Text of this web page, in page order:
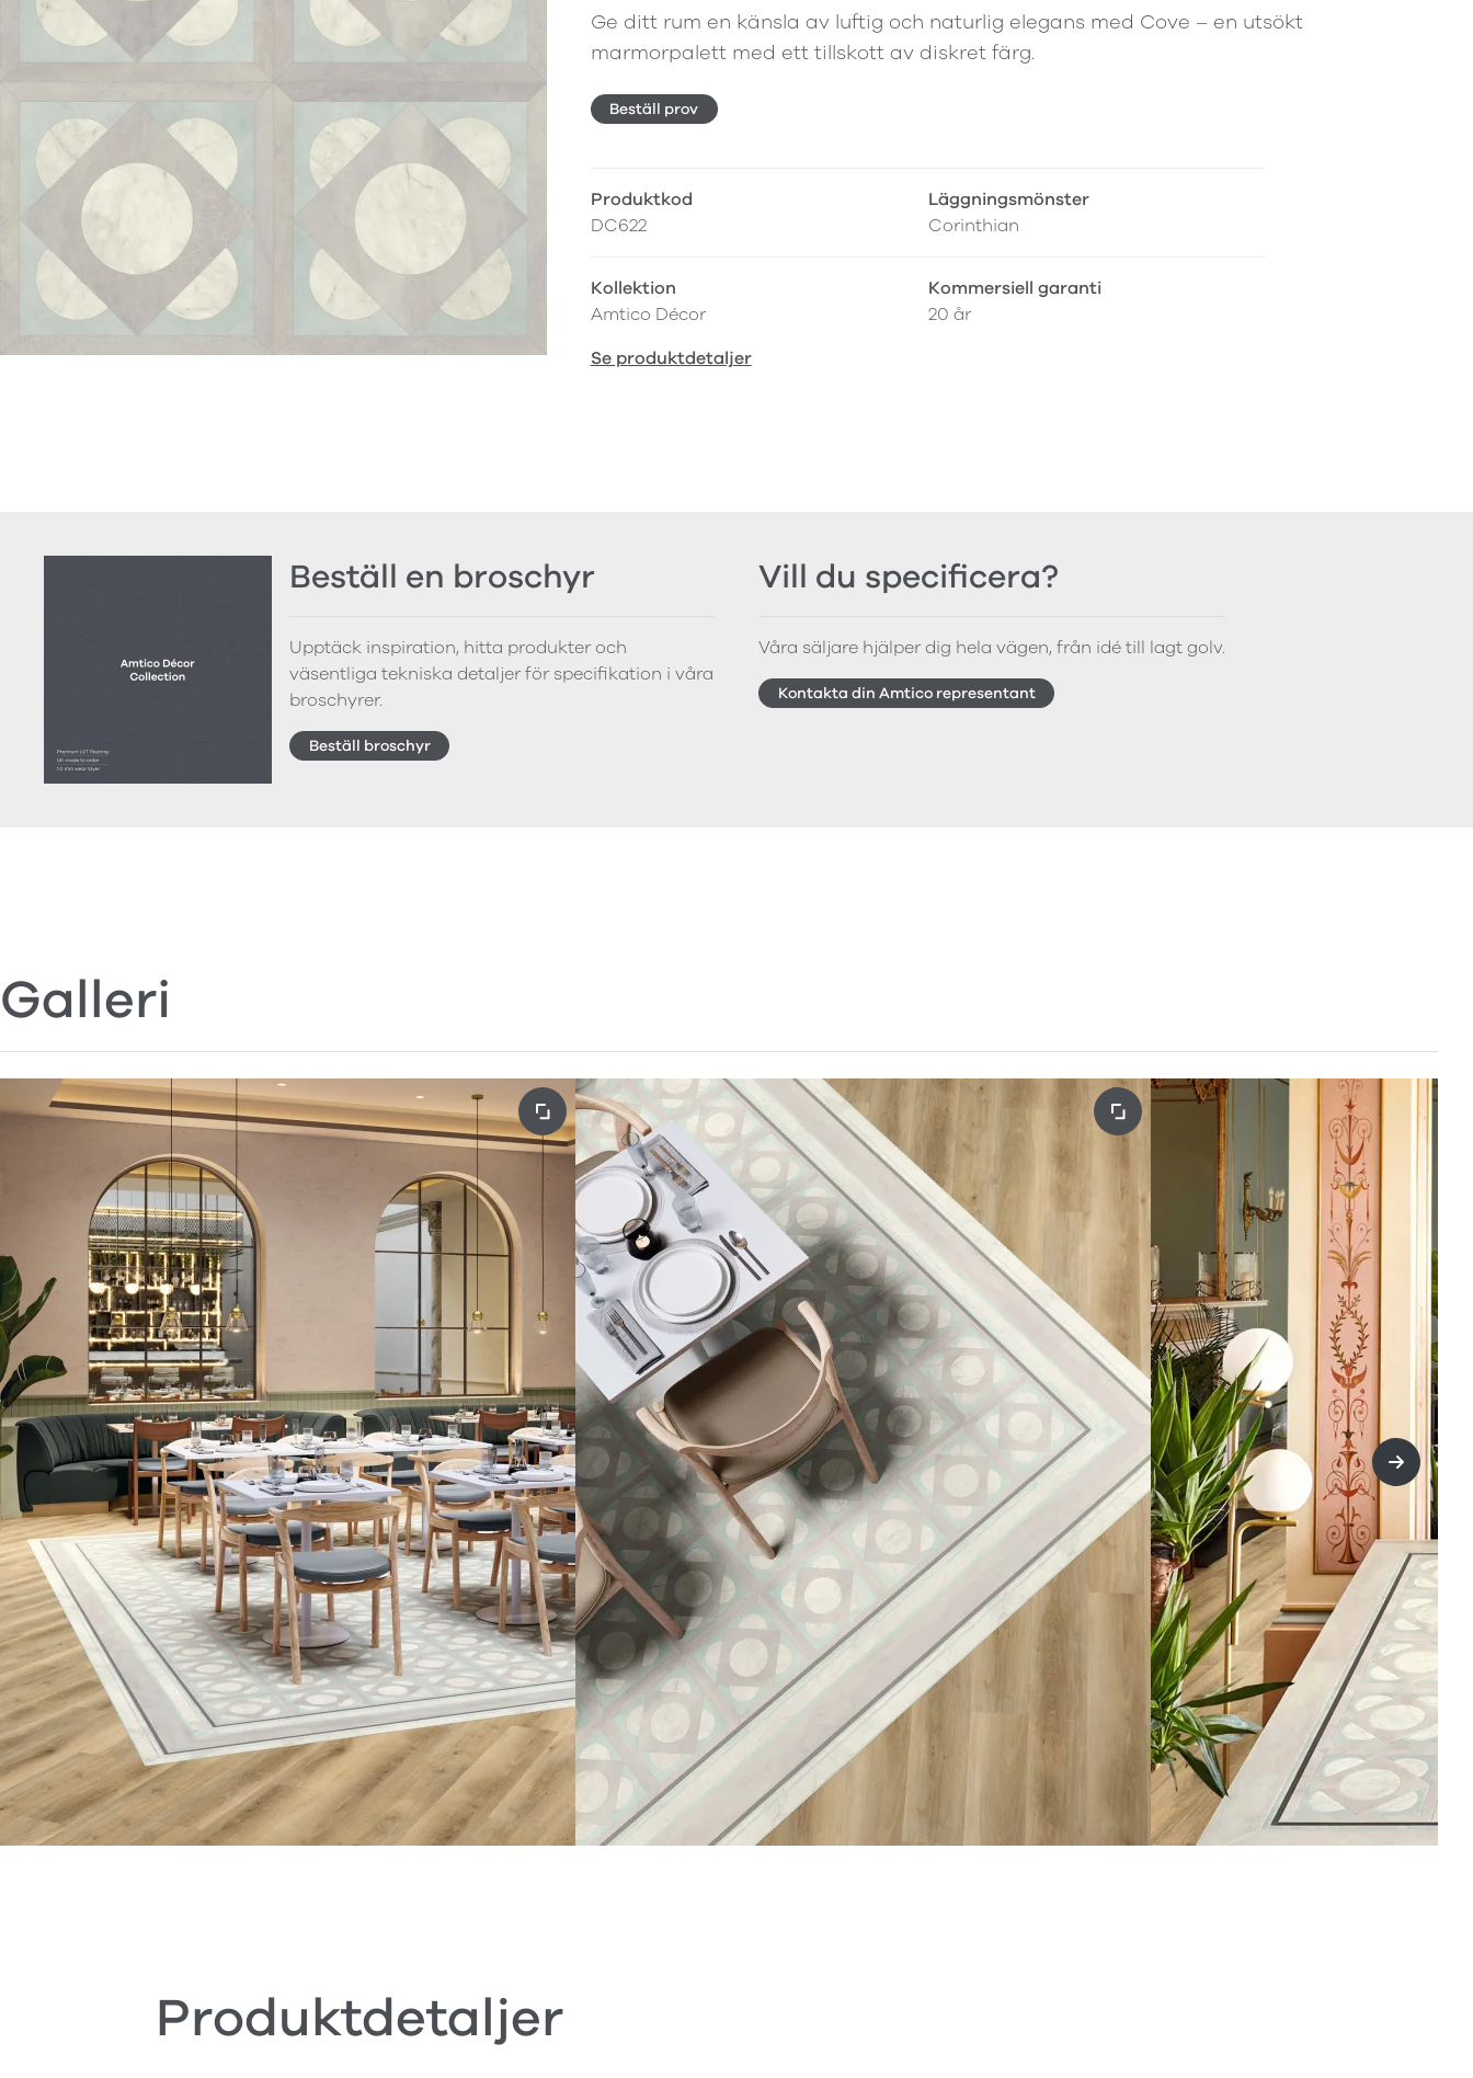
Ge ditt rum en känsla av luftig och naturlig elegans med Cove – en utsökt
marmorpalett med ett tillskott av diskret färg.
Beställ prov
Produktkod
DC622
Läggningsmönster
Corinthian
Kollektion
Amtico Décor
Kommersiell garanti
20 år
Se produktdetaljer
Beställ en broschyr
Upptäck inspiration, hitta produkter och
väsentliga tekniska detaljer för specifikation i våra
broschyrer.
Beställ broschyr
Vill du specificera?
Våra säljare hjälper dig hela vägen, från idé till lagt golv.
Kontakta din Amtico representant
Galleri
Produktdetaljer